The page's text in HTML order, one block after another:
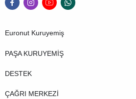
Euronut Kuruyemiş
PAŞA KURUYEMİŞ
DESTEK
ÇAĞRI MERKEZİ